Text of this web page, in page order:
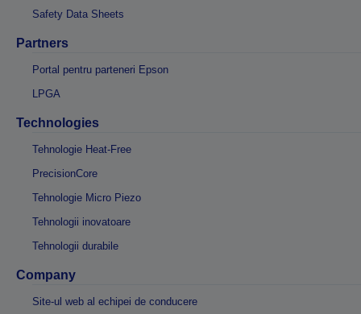
Safety Data Sheets
Partners
Portal pentru parteneri Epson
LPGA
Technologies
Tehnologie Heat-Free
PrecisionCore
Tehnologie Micro Piezo
Tehnologii inovatoare
Tehnologii durabile
Company
Site-ul web al echipei de conducere